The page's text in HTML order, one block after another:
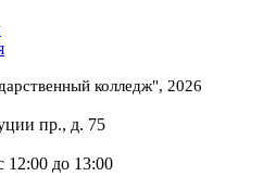
колледж", 2026
пр., д. 75
12:00 до 13:00